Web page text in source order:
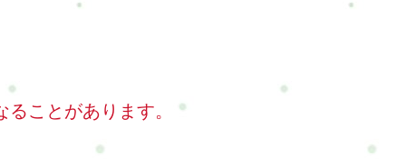
ことがあります。